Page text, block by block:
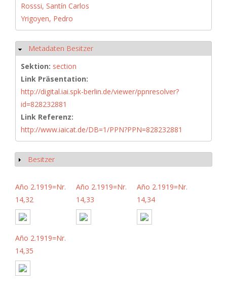
Rosssi, Santín Carlos
Yrigoyen, Pedro
Hide
Metadaten Besitzer
Sektion: section
Link Präsentation:
http://digital.iai.spk-berlin.de/viewer/ppnresolver?
id=828232881
Link Referenz:
http://www.iaicat.de/DB=1/PPN?PPN=828232881
Show
Besitzer
Año 2.1919=Nr.
14,32
Año 2.1919=Nr.
14,33
Año 2.1919=Nr.
14,34
Año 2.1919=Nr.
14,35